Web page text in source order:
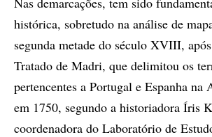
histórica, sobretudo na análise de
segunda metade do século XVIII,
Tratado de Madri, que delimitou os
pertencentes a Portugal e Espanha na
em 1750, segundo a historiadora Íris
coordenadora do Laboratório de